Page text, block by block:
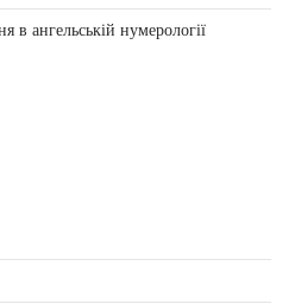
в ангельській нумерології